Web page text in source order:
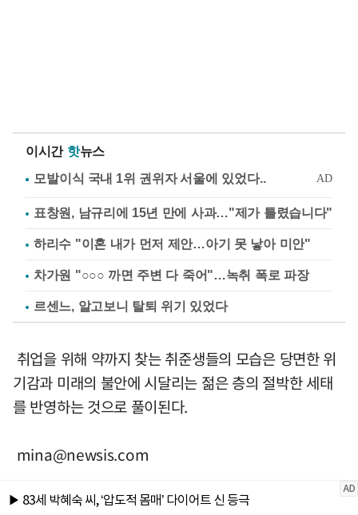
이시간 핫뉴스
표창원, 남규리에 15년 만에 사과…"제가 틀렸습니다"
하리수 "이혼 내가 먼저 제안…아기 못 낳아 미안"
차가원 "○○○ 까면 주변 다 죽어"…녹취 폭로 파장
르센느, 알고보니 탈퇴 위기 있었다
취업을 위해 약까지 찾는 취준생들의 모습은 당면한 위
기감과 미래의 불안에 시달리는 젊은 층의 절박한 세태
를 반영하는 것으로 풀이된다.
mina@newsis.com